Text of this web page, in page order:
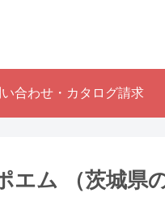
合わせ・カタログ請求
ム （茨城県